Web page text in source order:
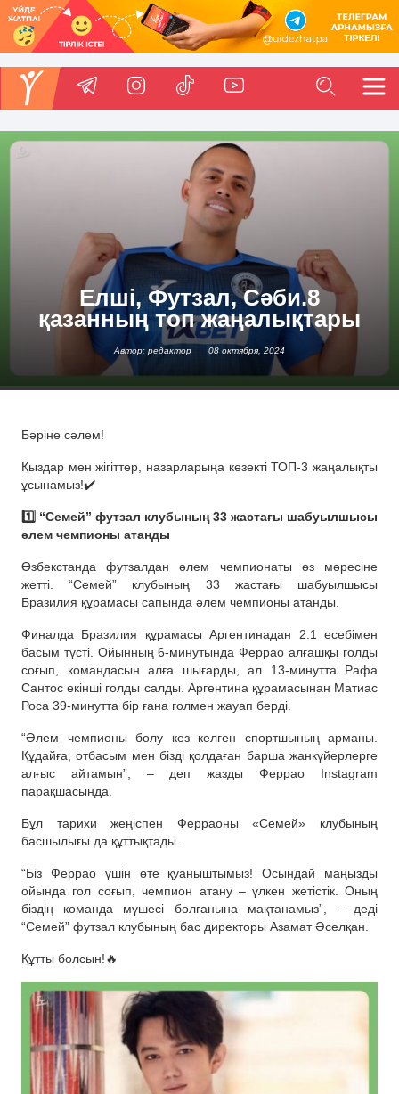
Елші, Футзал, Сәби.8
қазанның топ жаңалықтары
Автор: редактор 08 октября, 2024
Бәріне сәлем!
Қыздар мен жігіттер, назарларыңа кезекті ТОП-3 жаңалықты
ұсынамыз!✔️
1️⃣ “Семей” футзал клубының 33 жастағы шабуылшысы
әлем чемпионы атанды
Өзбекстанда футзалдан әлем чемпионаты өз мәресіне
жетті. “Семей” клубының 33 жастағы шабуылшысы
Бразилия құрамасы сапында әлем чемпионы атанды.
Финалда Бразилия құрамасы Аргентинадан 2:1 есебімен
басым түсті. Ойынның 6-минутында Феррао алғашқы голды
соғып, командасын алға шығарды, ал 13-минутта Рафа
Сантос екінші голды салды. Аргентина құрамасынан Матиас
Роса 39-минутта бір ғана голмен жауап берді.
“Әлем чемпионы болу кез келген спортшының арманы.
Құдайға, отбасым мен бізді қолдаған барша жанкүйерлерге
алғыс айтамын”, – деп жазды Феррао Instagram
парақшасында.
Бұл тарихи жеңіспен Ферраоны «Семей» клубының
басшылығы да құттықтады.
“Біз Феррао үшін өте қуаныштымыз! Осындай маңызды
ойында гол соғып, чемпион атану – үлкен жетістік. Оның
біздің команда мүшесі болғанына мақтанамыз”, – деді
“Семей” футзал клубының бас директоры Азамат Әселқан.
Құтты болсын!🔥